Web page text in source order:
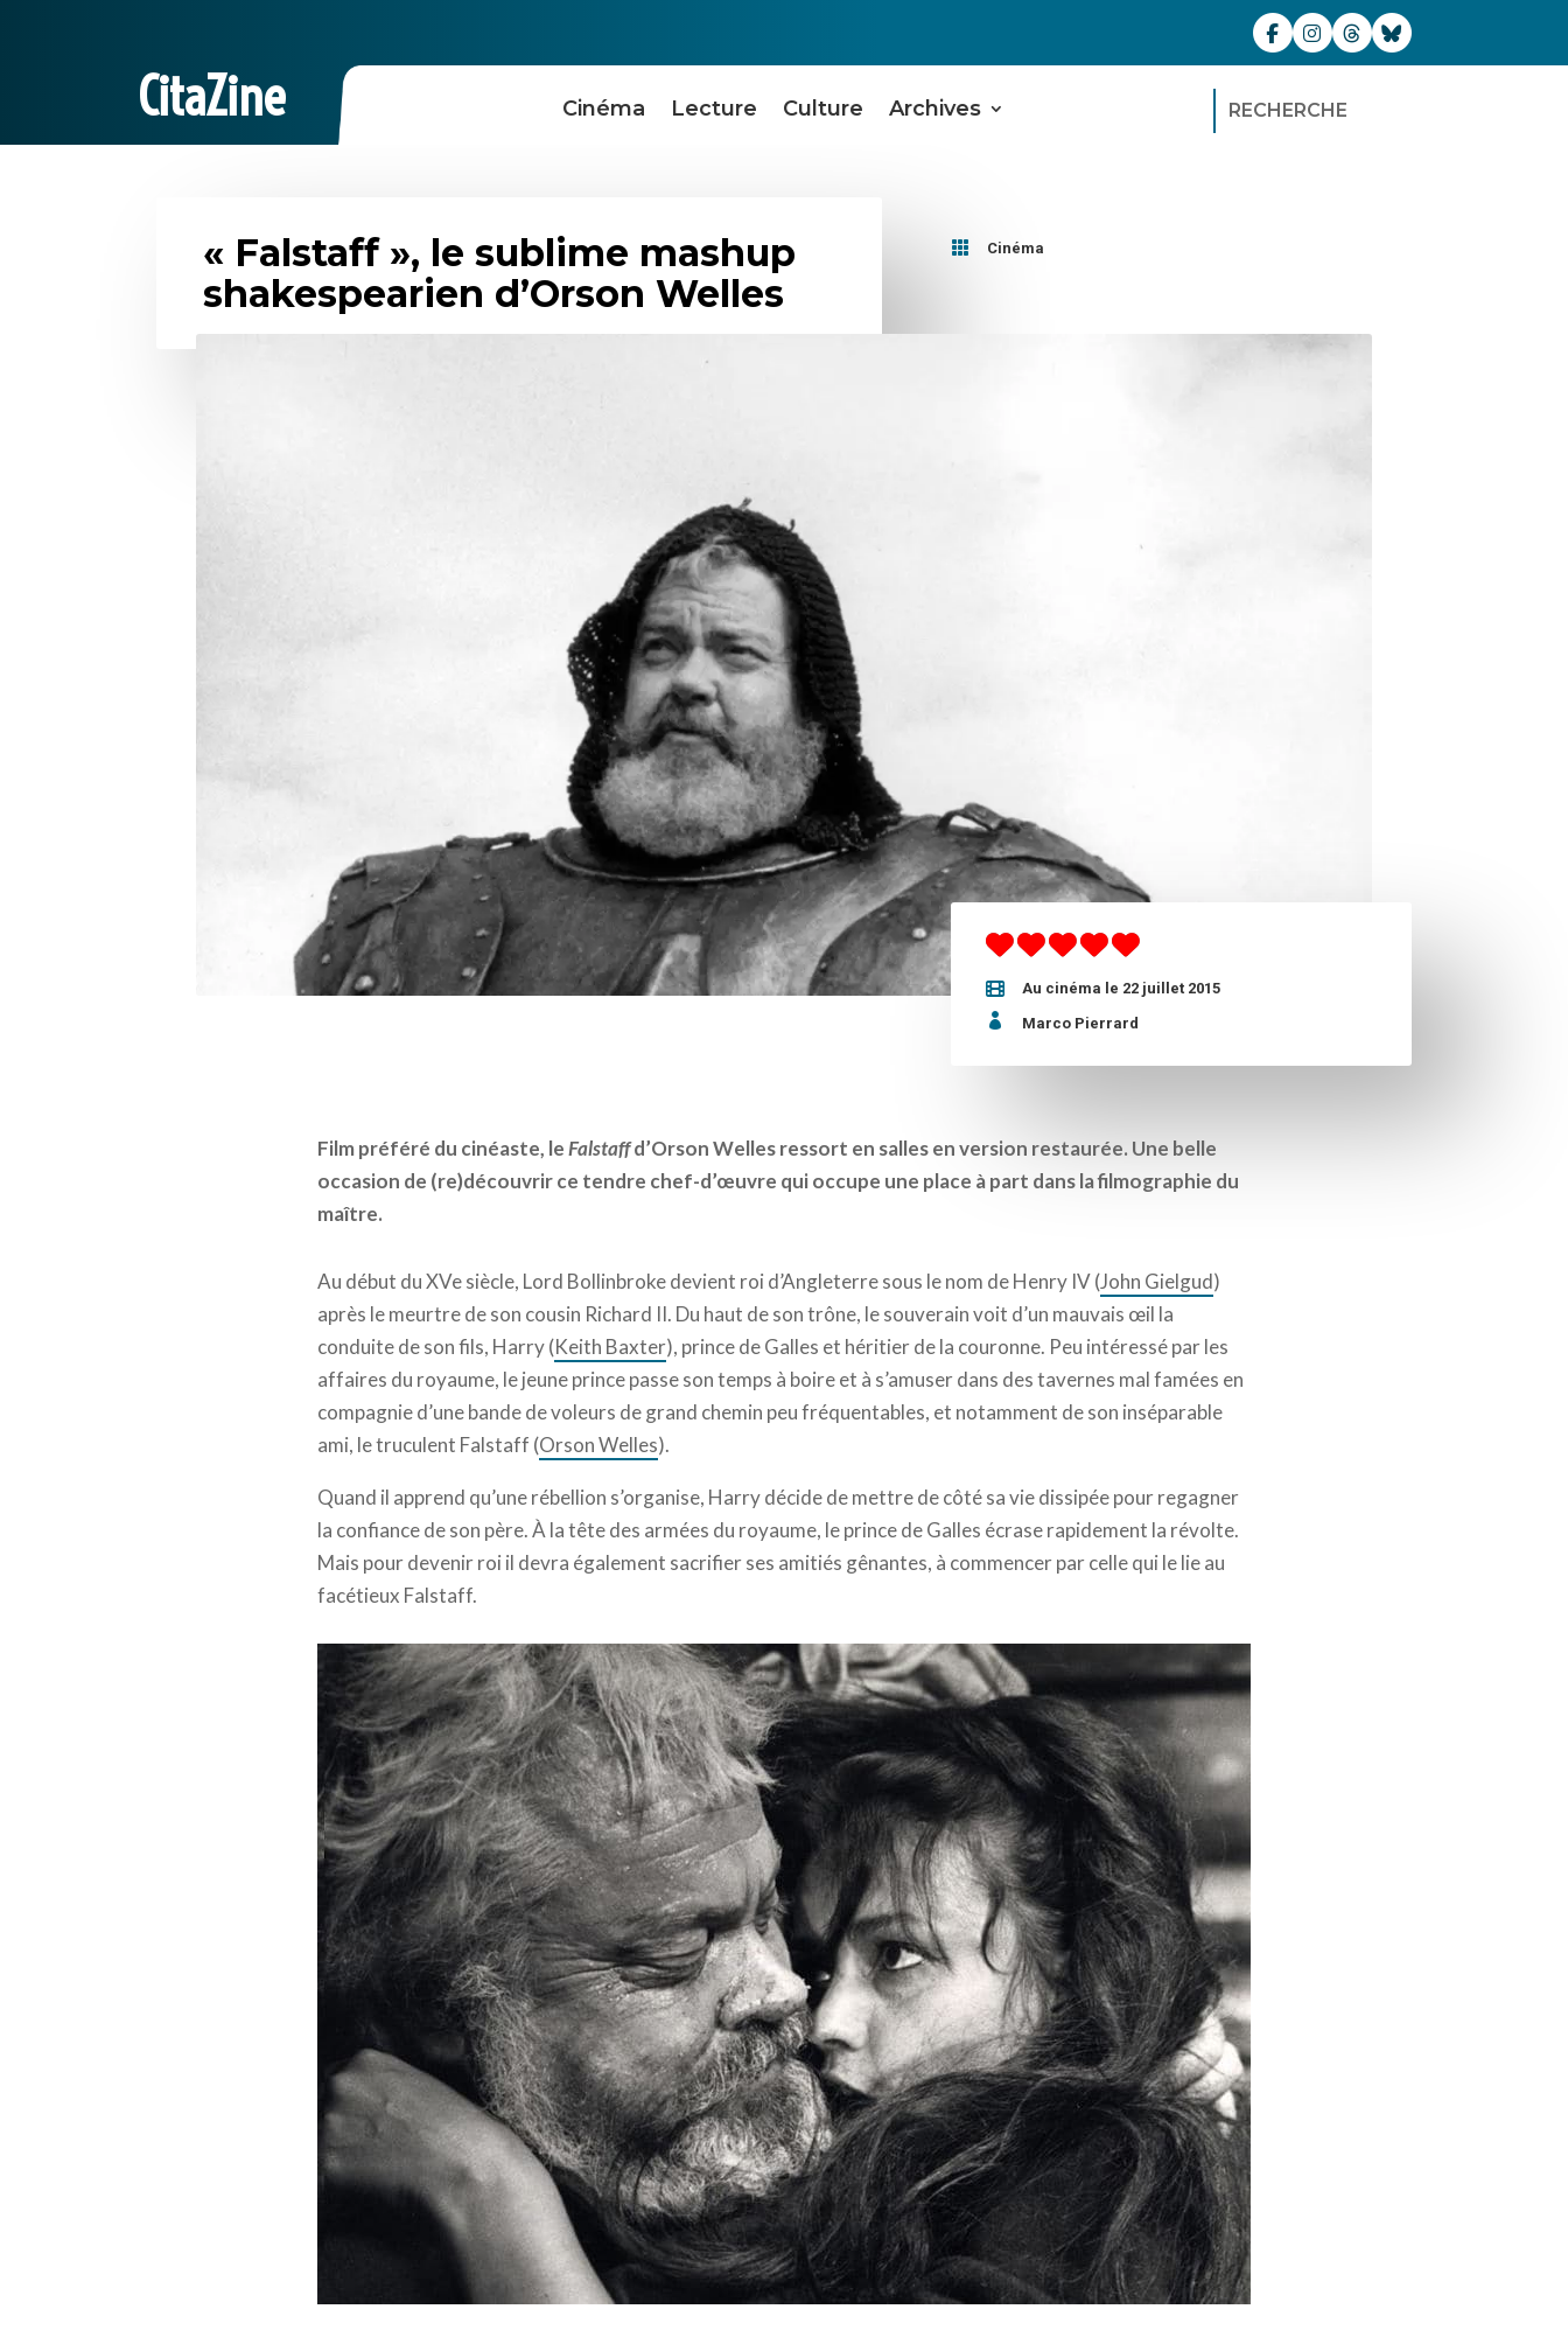
CitaZine Cinéma Lecture Culture Archives RECHERCHE
« Falstaff », le sublime mashup
shakespearien d’Orson Welles
 Cinéma
Au cinéma le 22 juillet 2015
 Marco Pierrard
Film préféré du cinéaste, leFalstaffd’Orson Welles ressort en salles en version restaurée. Une belle
occasion de (re)découvrir ce tendre chef-d’œuvre qui occupe une place à part dans la filmographie du
maître.
Au début du XVe siècle, Lord Bollinbroke devient roi d’Angleterre sous le nom de Henry IV (John Gielgud)
après le meurtre de son cousin Richard II. Du haut de son trône, le souverain voit d’un mauvais œil la
conduite de son fils, Harry (Keith Baxter), prince de Galles et héritier de la couronne. Peu intéressé par les
affaires du royaume, le jeune prince passe son temps à boire et à s’amuser dans des tavernes mal famées en
compagnie d’une bande de voleurs de grand chemin peu fréquentables, et notamment de son inséparable
ami, le truculent Falstaff (Orson Welles).
Quand il apprend qu’une rébellion s’organise, Harry décide de mettre de côté sa vie dissipée pour regagner
la confiance de son père. À la tête des armées du royaume, le prince de Galles écrase rapidement la révolte.
Mais pour devenir roi il devra également sacrifier ses amitiés gênantes, à commencer par celle qui le lie au
facétieux Falstaff.